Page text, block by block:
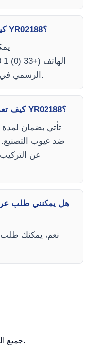
كيف يمكنني شراء حاضنة الأطفال YR02188؟
50) أو عبر موقع Kalstein الرسمي في بلدك.
كيف تعمل الضمان على حاضنة الأطفال YR02188؟
ضد عيوب التصنيع.
عن
هل يمكنني طلب
نعم، يمكنك
© 2026 Kalstein. جميع الحقوق محفوظة.